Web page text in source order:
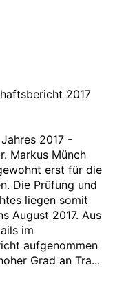
2017
2017 -
Markus Münch
erst für die
Die Prüfung und
liegen somit
August 2017. Aus
im
aufgenommen
Grad an Tra...